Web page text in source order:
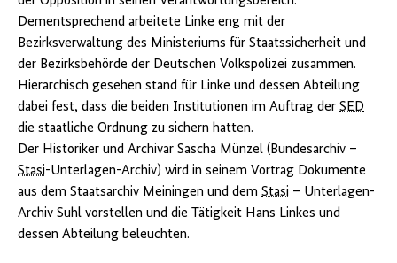
Dementsprechend arbeitete Linke eng mit der
Bezirksverwaltung des Ministeriums für Staatssicherheit und
der Bezirksbehörde der Deutschen Volkspolizei zusammen.
Hierarchisch gesehen stand für Linke und dessen Abteilung
dabei fest, dass die beiden Institutionen im Auftrag der SED
die staatliche Ordnung zu sichern hatten.
Der Historiker und Archivar Sascha Münzel (Bundesarchiv –
Stasi-Unterlagen-Archiv) wird in seinem Vortrag Dokumente
aus dem Staatsarchiv Meiningen und dem Stasi – Unterlagen-
Archiv Suhl vorstellen und die Tätigkeit Hans Linkes und
dessen Abteilung beleuchten.